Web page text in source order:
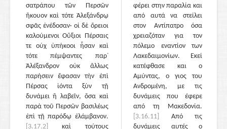
σατράπου τῶν Περσῶν
ἤκουον καὶ τότε Ἀλεξάνδρῳ
σφᾶς ἐνέδοσαν· οἱ δὲ ὄρειοι
καλούμενοι Οὔξιοι Πέρσαις
τε οὐχ ὑπήκοοι ἦσαν καὶ
τότε πέμψαντες παρ᾽
Ἀλέξανδρον οὐκ ἄλλως
παρήσειν ἔφασαν τὴν ἐπὶ
Πέρσας ἰόντα ξὺν τῇ
δυνάμει ἢ λαβεῖν, ὅσα καὶ
παρὰ τοῦ Περσῶν βασιλέως
ἐπὶ τῇ παρόδῳ ἐλάμβανον.
[3.17.2]
καὶ τούτους
φέρει στην παραλία και
από αυτά να στείλει
στον Αντίπατρο όσα
χρειαζόταν για τον
πόλεμο εναντίον των
Λακεδαιμονίων. Εκεί
κατέφθασε και ο
Αμύντας, ο γιος του
Ανδρομένη, με τις
δυνάμεις που έφερε
από τη Μακεδονία.
[3.16.11]
Από τις
δυνάμεις αυτές ο